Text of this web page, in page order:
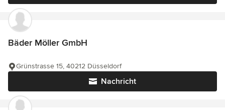
Bäder Möller GmbH
Nachricht
Grünstrasse 15, 40212 Düsseldorf